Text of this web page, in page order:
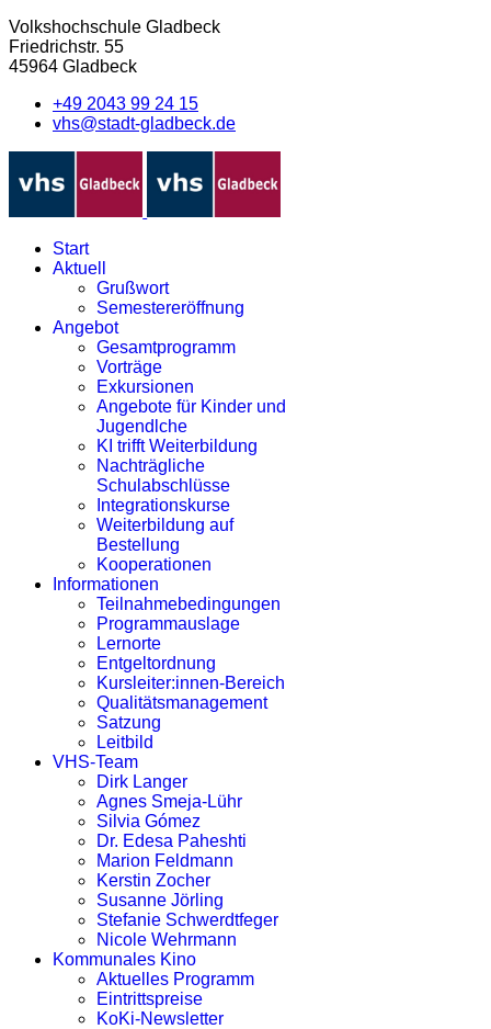
Volkshochschule Gladbeck
Friedrichstr. 55
45964 Gladbeck
+49 2043 99 24 15
vhs@stadt-gladbeck.de
Start
Aktuell
Grußwort
Semestereröffnung
Angebot
Gesamtprogramm
Vorträge
Exkursionen
Angebote für Kinder und
Jugendlche
KI trifft Weiterbildung
Nachträgliche
Schulabschlüsse
Integrationskurse
Weiterbildung auf
Bestellung
Kooperationen
Informationen
Teilnahmebedingungen
Programmauslage
Lernorte
Entgeltordnung
Kursleiter:innen-Bereich
Qualitätsmanagement
Satzung
Leitbild
VHS-Team
Dirk Langer
Agnes Smeja-Lühr
Silvia Gómez
Dr. Edesa Paheshti
Marion Feldmann
Kerstin Zocher
Susanne Jörling
Stefanie Schwerdtfeger
Nicole Wehrmann
Kommunales Kino
Aktuelles Programm
Eintrittspreise
KoKi-Newsletter